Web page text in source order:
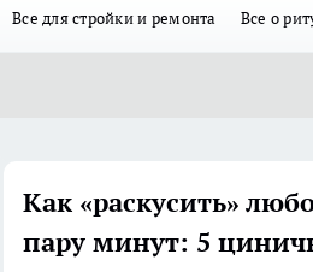
Все для стройки и ремонта Все о
Как «раскусить»
пару минут: 5